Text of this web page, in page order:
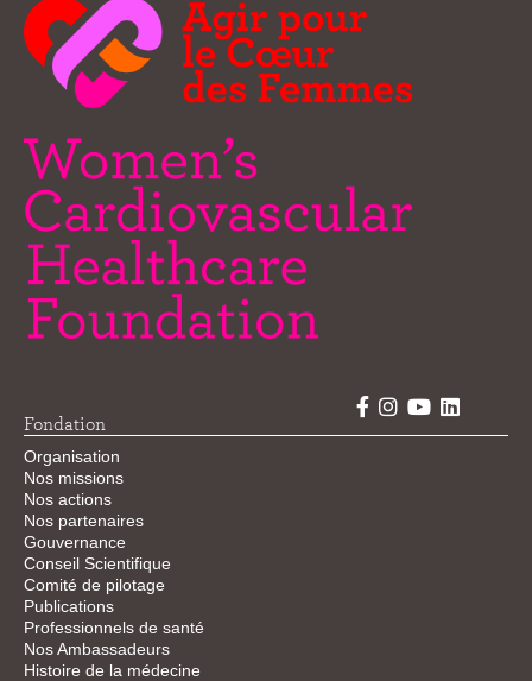
Fondation
Organisation
Nos missions
Nos actions
Nos partenaires
Gouvernance
Conseil Scientifique
Comité de pilotage
Publications
Professionnels de santé
Nos Ambassadeurs
Histoire de la médecine